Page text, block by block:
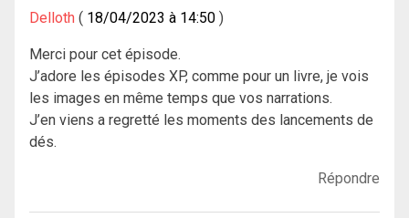
Delloth 18/04/2023 à 14:50
Merci pour cet épisode.
J’adore les épisodes XP, comme pour un livre, je vois
les images en même temps que vos narrations.
J’en viens a regretté les moments des lancements de
dés.
Répondre